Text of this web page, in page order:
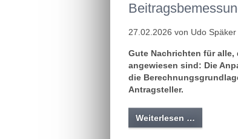
27.02.2026 von Udo Späker
Gute Nachrichten für
angewiesen sind: Die
die
Antragsteller.
Weiterlesen …